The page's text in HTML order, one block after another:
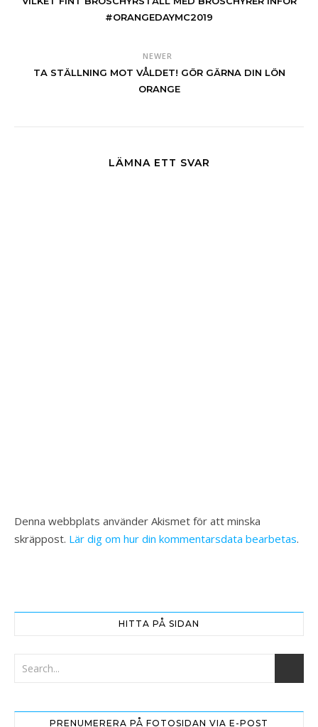
#ORANGEDAYMC2019
NEWER
TA STÄLLNING MOT VÅLDET! GÖR GÄRNA DIN LÖN
ORANGE
LÄMNA ETT SVAR
Denna webbplats använder Akismet för att minska
skräppost. Lär dig om hur din kommentarsdata bearbetas.
HITTA PÅ SIDAN
PRENUMERERA PÅ FOTOSIDAN VIA E-POST